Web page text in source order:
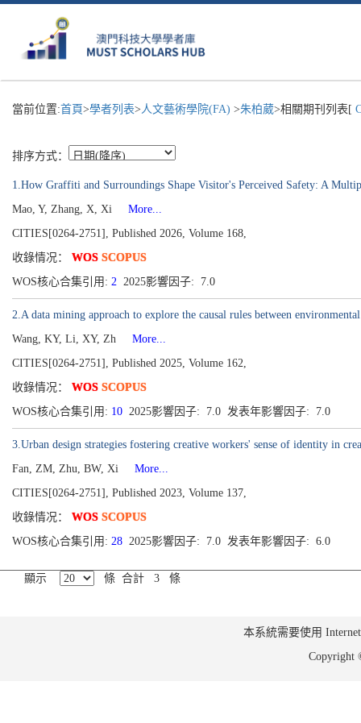
當前位置:首頁>學者列表>人文藝術學院(FA) >朱柏葳>相關期刊列表[
排序方式：
1.How Graffiti and Surroundings Shape Visitor's Perceived Safety: A
Mao, Y, Zhang, X, Xi
More...
CITIES[0264-2751], Published 2026, Volume 168,
收錄情况： WOS SCOPUS
WOS核心合集引用: 2 2025影響因子: 7.0
2.A data mining approach to explore the causal rules between
Wang, KY, Li, XY, Zh
More...
CITIES[0264-2751], Published 2025, Volume 162,
收錄情况： WOS SCOPUS
WOS核心合集引用: 10 2025影響因子: 7.0 发表年影響因子: 7.0
3.Urban design strategies fostering creative workers' sense of identity in
Fan, ZM, Zhu, BW, Xi
More...
CITIES[0264-2751], Published 2023, Volume 137,
收錄情况： WOS SCOPUS
WOS核心合集引用: 28 2025影響因子: 7.0 发表年影響因子: 6.0
顯示 條 合計 3 條
本系統需要使用
Copyright